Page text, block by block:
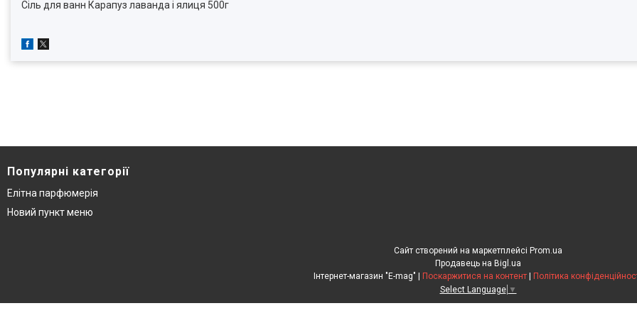
Сіль для ванн Карапуз лаванда і ялиця 500г
Популярні категорії
Елітна парфюмерія
Новий пункт меню
Сайт створений на маркетплейсі Prom.ua
Продавець на Bigl.ua
Поскаржитися на контент
Політика
Select Language ▼